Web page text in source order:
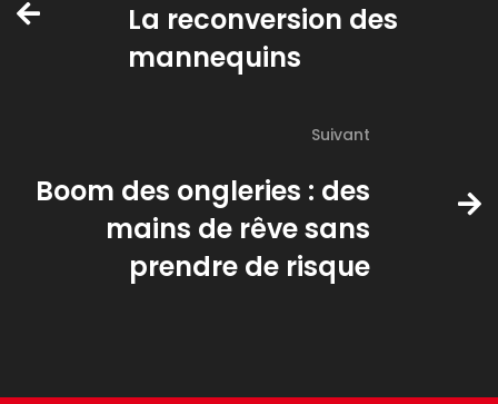
La reconversion des
mannequins
Suivant
Boom des ongleries : des
mains de rêve sans
prendre de risque